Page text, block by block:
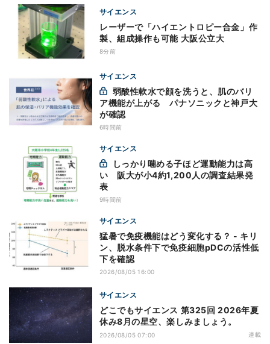
サイエンス
レーザーで「ハイエントロピー合金」作
製、組成操作も可能 大阪公立大
8分前
サイエンス
ア機能が上がる パナソニックと神戸大
が確認
6時間前
サイエンス
い 阪大が小4約1,200人の調査結果発
表
9時間前
サイエンス
猛暑で免疫機能はどう変化する？ - キリ
ン、脱水条件下で免疫細胞pDCの活性低
下を確認
2026/08/05 16:00
サイエンス
どこでもサイエンス 第325回 2026年夏
休み8月の星空、楽しみましょう。
2026/08/05 07:00 連載